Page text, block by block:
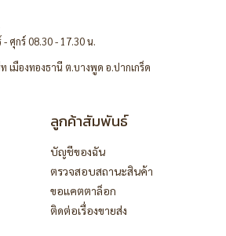
ศุกร์ 08.30 - 17.30 น.
เมืองทองธานี ต.บางพูด อ.ปากเกร็ด
ลูกค้าสัมพันธ์
บัญชีของฉัน
ตรวจสอบสถานะสินค้า
ขอแคตตาล็อก
ติดต่อเรื่องขายส่ง